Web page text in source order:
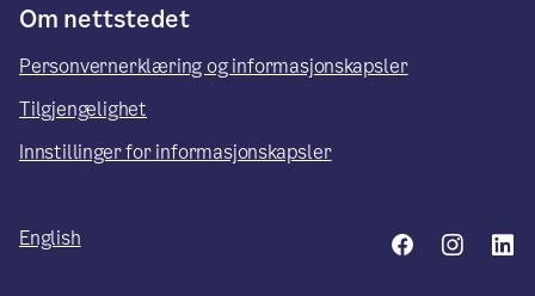
Om nettstedet
Personvernerklæring og informasjonskapsler
Tilgjengelighet
Innstillinger for informasjonskapsler
English Facebook